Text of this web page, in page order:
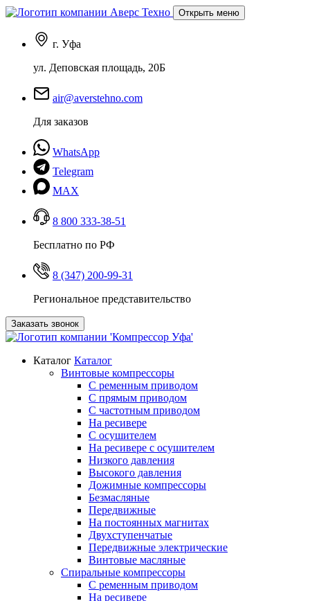
Открыть меню
г. Уфа
ул. Деповская площадь, 20Б
air@averstehno.com
Для заказов
WhatsApp
Telegram
MAX
8 800 333-38-51
Бесплатно по РФ
8 (347) 200-99-31
Региональное представительство
Заказать звонок
Каталог Каталог
Винтовые компрессоры
С ременным приводом
С прямым приводом
С частотным приводом
На ресивере
С осушителем
На ресивере с осушителем
Низкого давления
Высокого давления
Дожимные компрессоры
Безмасляные
Передвижные
На постоянных магнитах
Двухступенчатые
Передвижные электрические
Винтовые масляные
Спиральные компрессоры
С ременным приводом
На ресивере